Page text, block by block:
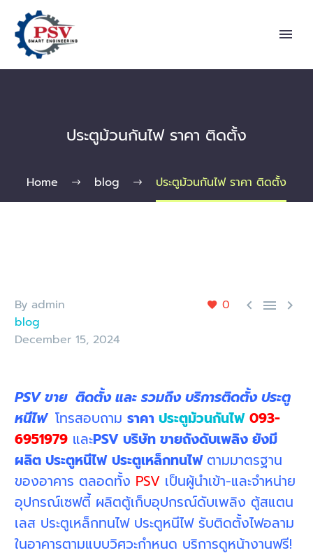
ประตูม้วนกันไฟ ราคา ติดตั้ง
Home blog ประตูม้วนกันไฟ ราคา ติดตั้ง
0   
By admin
blog
December 15, 2024
PSV ขาย ติดตั้ง และ รวมถึง บริการติดตั้ง ประตู
หนีไฟ โทรสอบถาม ราคา ประตูม้วนกันไฟ 093-
6951979 และPSV บริษัท ขายถังดับเพลิง ยังมี
ผลิต ประตูหนีไฟ ประตูเหล็กทนไฟตามมาตรฐาน
ของอาคาร ตลอดทั้ง PSV เป็นผู้นำเข้า-และจำหน่าย
อุปกรณ์เซฟตี้ ผลิตตู้เก็บอุปกรณ์ดับเพลิง ตู้สแตน
เลส ประตูเหล็กทนไฟ ประตูหนีไฟ รับติดตั้งไฟอลาม
ในอาคารตามแบบวิศวะกำหนด บริการดูหน้างานฟรี!